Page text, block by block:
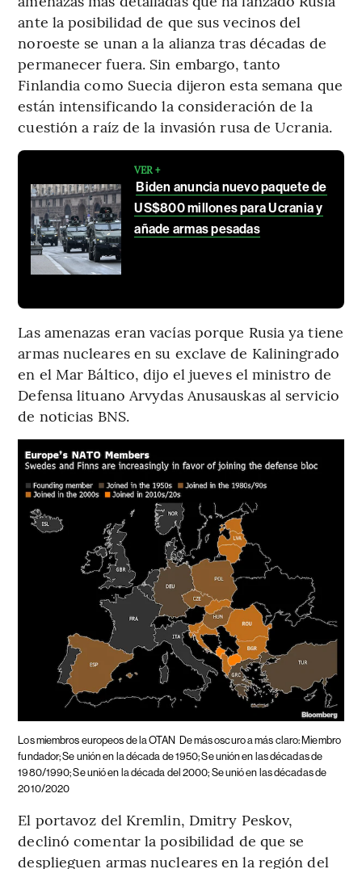
ante la posibilidad de que sus vecinos del
noroeste se unan a la alianza tras décadas de
permanecer fuera. Sin embargo, tanto
Finlandia como Suecia dijeron esta semana que
están intensificando la consideración de la
cuestión a raíz de la invasión rusa de Ucrania.
VER +
Biden anuncia nuevo paquete de
US$800 millones para Ucrania y
añade armas pesadas
Las amenazas eran vacías porque Rusia ya tiene
armas nucleares en su exclave de Kaliningrado
en el Mar Báltico, dijo el jueves el ministro de
Defensa lituano Arvydas Anusauskas al servicio
de noticias BNS.
Los miembros europeos de la OTAN De más oscuro a más claro: Miembro
fundador; Se unión en la década de 1950; Se unión en las décadas de
1980/1990; Se unió en la década del 2000; Se unió en las décadas de
2010/2020
El portavoz del Kremlin, Dmitry Peskov,
declinó comentar la posibilidad de que se
desplieguen armas nucleares en la región del